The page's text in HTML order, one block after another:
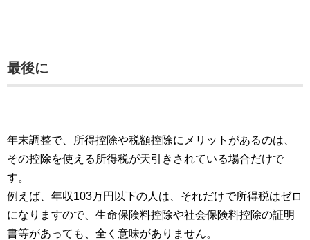
最後に
年末調整で、所得控除や税額控除にメリットがあるのは、
その控除を使える所得税が天引きされている場合だけで
す。
例えば、年収103万円以下の人は、それだけで所得税はゼロ
になりますので、生命保険料控除や社会保険料控除の証明
書等があっても、全く意味がありません。